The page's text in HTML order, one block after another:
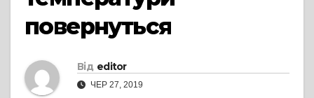
повернуться
Від editor
ЧЕР 27, 2019